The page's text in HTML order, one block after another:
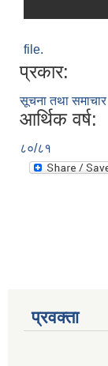
file.
प्रकार:
सूचना तथा समाचार
आर्थिक वर्ष:
८०/८१
प्रवक्ता